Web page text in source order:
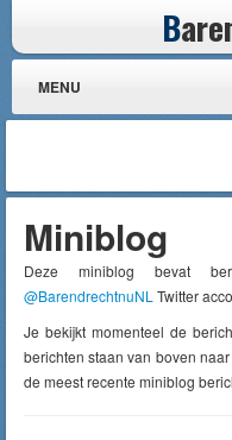
B
MENU
Miniblog
Deze miniblog bevat
@BarendrechtnuNL Twitter
Je bekijkt momenteel de
berichten staan van boven
de meest recente miniblog